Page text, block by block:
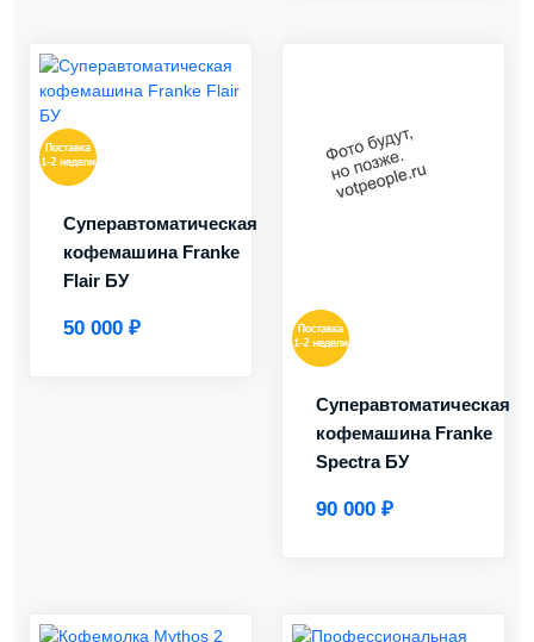
Суперавтоматическая
кофемашина Franke
Flair БУ
50 000 ₽
Суперавтоматическая
кофемашина Franke
Spectra БУ
90 000 ₽